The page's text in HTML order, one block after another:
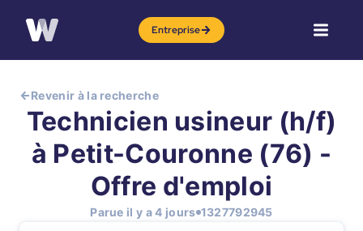
Entreprise
Revenir à la recherche
Technicien usineur (h/f)
à Petit-Couronne (76) -
Offre d'emploi
Parue il y a 4 jours 1327792945